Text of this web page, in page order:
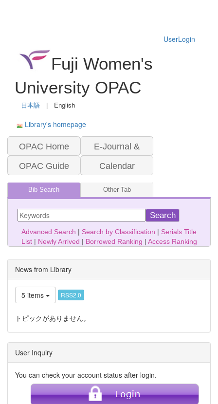
UserLogin
Fuji Women's
University OPAC
日本語 | English
Library's homepage
OPAC Home
E-Journal &
Database
OPAC Guide Calendar
Bib Search Other Tab
Search
Advanced Search | Search by Classification | Serials Title
List| Newly Arrived | Borrowed Ranking | Access Ranking
News from Library
5 items RSS2.0
トピックがありません。
User Inquiry
You can check your account status after login.